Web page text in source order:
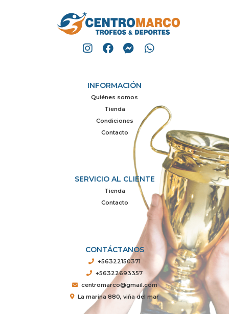
INFORMACIÓN
Quiénes somos
Tienda
Condiciones
Contacto
SERVICIO AL CLIENTE
Tienda
Contacto
CONTÁCTANOS
+56322150371
+56322693357
centromarco@gmail.com
La marina 880, viña del mar